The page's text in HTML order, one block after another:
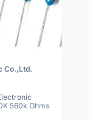
Co.,Ltd.
560k Ohms